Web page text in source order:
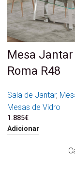
Mesa Jantar
Roma R48
Sala de Jantar,
Mesas de Vidro
1.885€
Adicionar